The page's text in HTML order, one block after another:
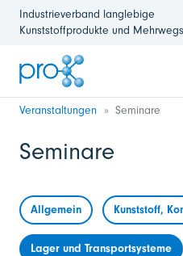
Industrieverband langlebige
Kunststoffprodukte und
Veranstaltungen Seminare
Seminare
Allgemein Kunststoff,
Lager und Transportsysteme